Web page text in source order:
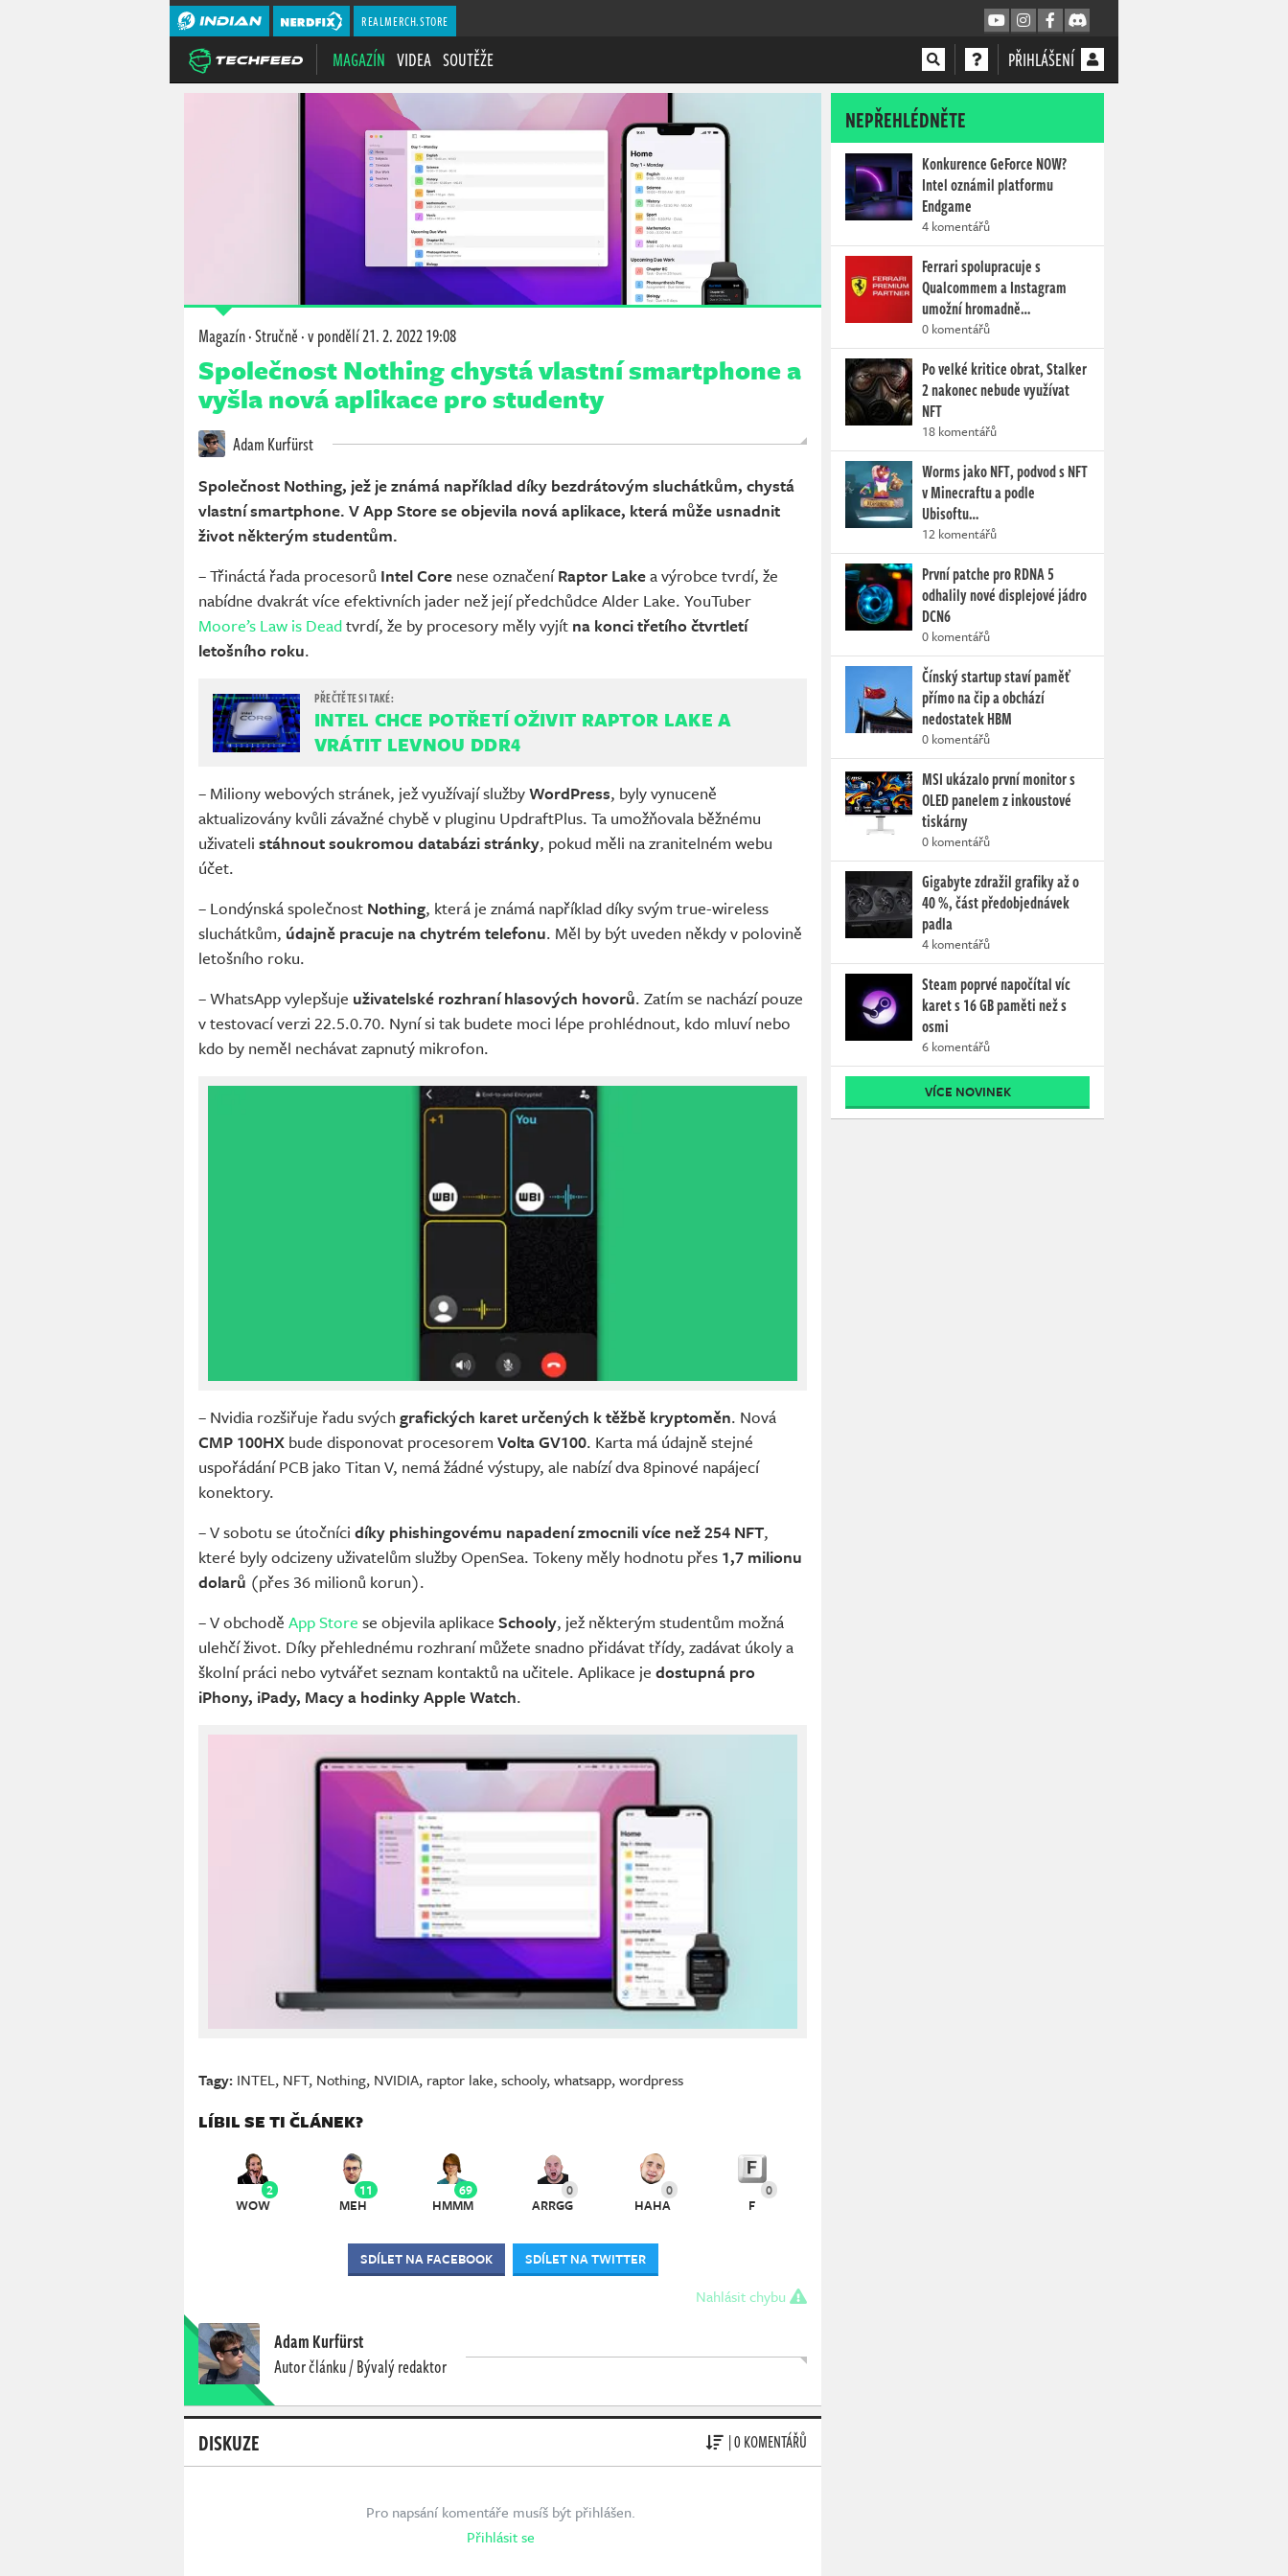
REALMERCH.STORE
MAGAZÍN VIDEA SOUTĚŽE PŘIHLÁŠENÍ
Magazín·Stručně·v pondělí21. 2. 2022 19:08
Společnost Nothing chystá vlastní smartphone a
vyšla nová aplikace pro studenty
Adam Kurfürst
Společnost Nothing, jež je známá například díky bezdrátovým sluchátkům, chystá
vlastní smartphone. V App Store se objevila nová aplikace, která může usnadnit
život některým studentům.
– Třináctá řada procesorů Intel Core nese označeníRaptor Lakea výrobce tvrdí, že
nabídne dvakrát více efektivních jader než její předchůdce Alder Lake. YouTuber
Moore’s Law is Deadtvrdí, že by procesory měly vyjít na konci třetího čtvrtletí
letošního roku.
INTEL CHCE POTŘETÍ OŽIVIT RAPTOR LAKE A
VRÁTIT LEVNOU DDR4
– Miliony webových stránek, jež využívají službyWordPress, byly vynuceně
aktualizovány kvůli závažné chybě v pluginu UpdraftPlus. Ta umožňovala běžnému
uživateli stáhnout soukromou databázi stránky, pokud měli na zranitelném webu
účet.
– Londýnská společnost Nothing, která je známá například díky svým true-wireless
sluchátkům, údajně pracuje na chytrém telefonu. Měl by být uveden někdy v polovině
letošního roku.
– WhatsApp vylepšuje uživatelské rozhraní hlasových hovorů. Zatím se nachází pouze
v testovací verzi 22.5.0.70. Nyní si tak budete moci lépe prohlédnout, kdo mluví nebo
kdo by neměl nechávat zapnutý mikrofon.
– Nvidia rozšiřuje řadu svých grafických karet určených k těžbě kryptoměn. Nová
CMP 100HX bude disponovat procesorem Volta GV100. Karta má údajně stejné
uspořádání PCB jako Titan V, nemá žádné výstupy, ale nabízí dva 8pinové napájecí
konektory.
– V sobotu se útočníci díky phishingovému napadení zmocnili více než 254 NFT,
které byly odcizeny uživatelům služby OpenSea. Tokeny měly hodnotu přes 1,7 milionu
dolarů (přes 36 milionů korun).
– V obchodě App Store se objevila aplikace Schooly, jež některým studentům možná
ulehčí život. Díky přehlednému rozhraní můžete snadno přidávat třídy, zadávat úkoly a
školní práci nebo vytvářet seznam kontaktů na učitele. Aplikace je dostupná pro
iPhony, iPady, Macy a hodinky Apple Watch.
Tagy: INTEL, NFT, Nothing, NVIDIA, raptor lake,schooly,whatsapp,wordpress
LÍBIL SE TI ČLÁNEK?
2
WOW
11
MEH
69
HMMM
0
ARRGG
0
HAHA
0
F
SDÍLET NA FACEBOOK SDÍLET NA TWITTER
Nahlásit chybu
Adam Kurfürst
Autor článku / Bývalý redaktor
DISKUZE | 0 KOMENTÁŘŮ
Pro napsání komentáře musíš být přihlášen.
Přihlásit se
NEPŘEHLÉDNĚTE
Konkurence GeForce NOW?
Intel oznámil platformu
Endgame
4 komentářů
Ferrari spolupracuje s
Qualcommem a Instagram
umožní hromadně…
0 komentářů
Po velké kritice obrat, Stalker
2 nakonec nebude využívat
NFT
18 komentářů
Worms jako NFT, podvod s NFT
v Minecraftu a podle
Ubisoftu…
12 komentářů
První patche pro RDNA 5
odhalily nové displejové jádro
DCN6
0 komentářů
Čínský startup staví paměť
přímo na čip a obchází
nedostatek HBM
0 komentářů
MSI ukázalo první monitor s
OLED panelem z inkoustové
tiskárny
0 komentářů
Gigabyte zdražil grafiky až o
40 %, část předobjednávek
padla
4 komentářů
Steam poprvé napočítal víc
karet s 16 GB paměti než s
osmi
6 komentářů
VÍCE NOVINEK